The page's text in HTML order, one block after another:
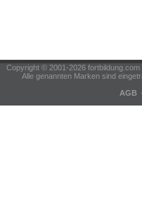
Copyright © 2001-2026
Alle genannten Marken sind
AGB